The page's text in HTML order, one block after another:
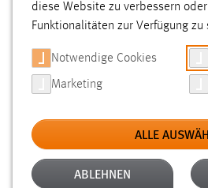
SUCHE
Gesucht nach "professoren".Es
diese Website zu verbessern
Funktionalitäten zur Verfügung zu
Notwendige Cookies
Marketing
ALLE
ABLEHNEN